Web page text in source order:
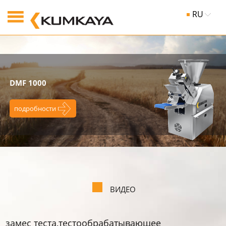
RU
DMF 1000
подробности
ВИДЕО
замес теста,тестообpабатывающее